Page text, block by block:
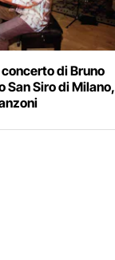
di Bruno
San Siro di Milano,